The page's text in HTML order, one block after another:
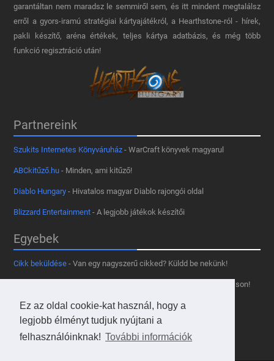
Ez az oldal cookie-kat használ, hogy a
legjobb élményt tudjuk nyújtani a
felhasználóinknak! További információk
garantáltan nem maradsz le semmiről sem, és itt mindent megtalálsz
erről a gyors-iramú stratégiai kártyajátékról, a Hearthstone-ról - hírek,
pakli készítő, aréna értékek, teljes kártya adatbázis, és még több
funkció regisztráció után!
Partnereink
Szukits Internetes Könyváruház - WarCraft könyvek magyarul
ABCkitűző.hu - Minden, ami kitűző!
Diablo Hungary - Hivatalos magyar Diablo rajongói oldal
Blizzard Entertainment - A legjobb játékok készítői
Egyebek
Cikk beküldése - Van egy nagyszerű cikked? Küldd be nekünk!
- Tetszik az oldal? Segíts, hogy fennmaradhasson!
Kapcsolat, médiaajánlat- Lépj velünk kapcsolatba!
Használd a tooltipünket- A saját oldaladon is!